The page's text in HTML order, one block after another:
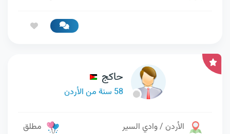
حاكج
58 سنة من الأردن
الأردن / وادي السير مطلق